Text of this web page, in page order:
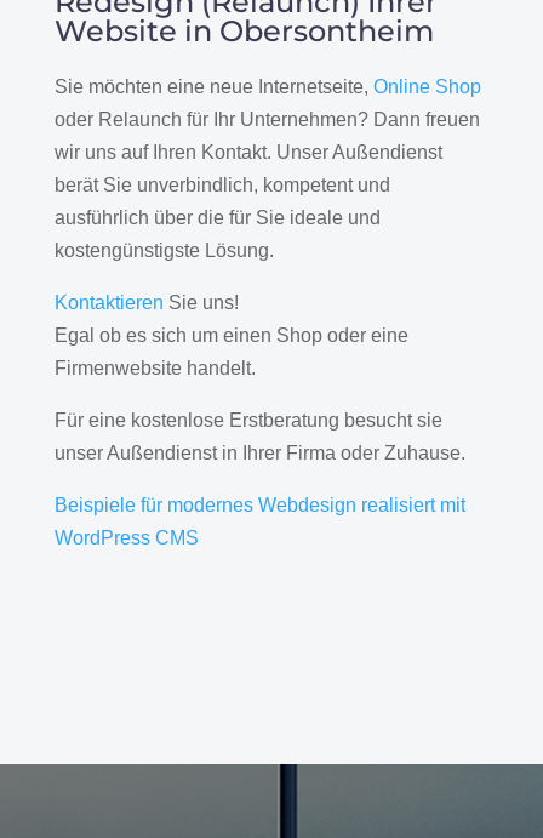
Website in Obersontheim
Sie möchten eine neue Internetseite, Online Shop
oder Relaunch für Ihr Unternehmen? Dann freuen
wir uns auf Ihren Kontakt. Unser Außendienst
berät Sie unverbindlich, kompetent und
ausführlich über die für Sie ideale und
kostengünstigste Lösung.
Kontaktieren Sie uns!
Egal ob es sich um einen Shop oder eine
Firmenwebsite handelt.
Für eine kostenlose Erstberatung besucht sie
unser Außendienst in Ihrer Firma oder Zuhause.
Beispiele für modernes Webdesign realisiert mit
WordPress CMS